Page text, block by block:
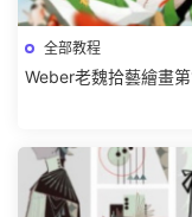
全部教程
Weber老魏拾藝繪畫第
色特訓班【畫質不錯